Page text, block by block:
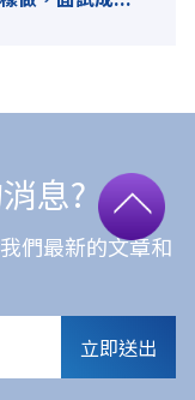
息?
們最新的文章和
立即送出